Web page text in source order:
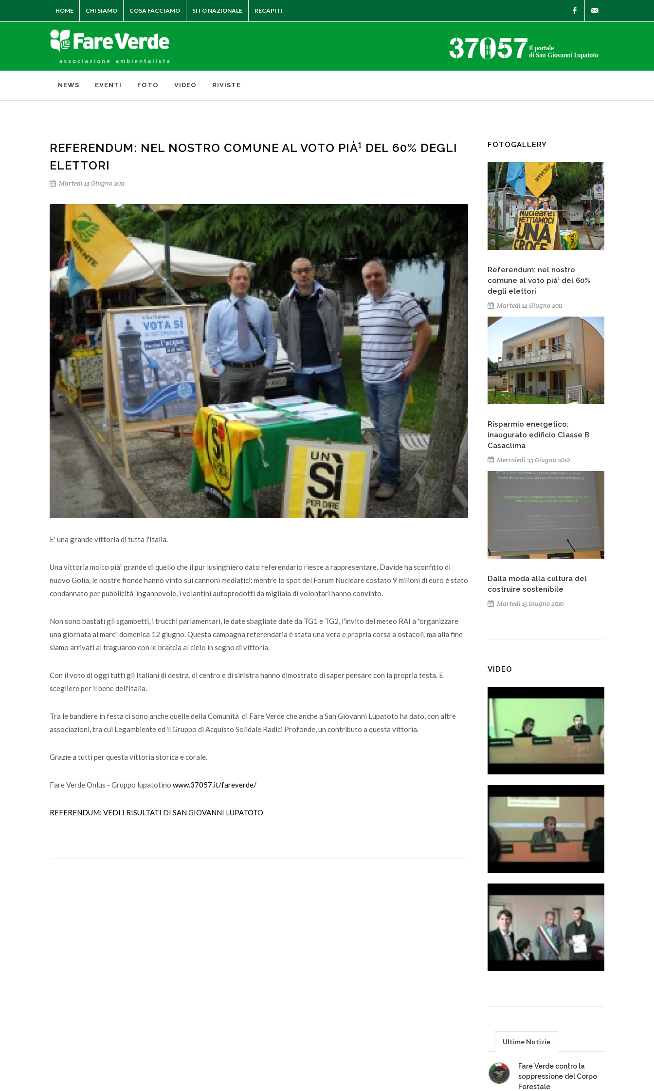
HOME CHI SIAMO COSA FACCIAMO SITO NAZIONALE RECAPITI
NEWS EVENTI FOTO VIDEO RIVISTE
REFERENDUM: NEL NOSTRO COMUNE AL VOTO PIÀ¹ DEL 60% DEGLI
ELETTORI
Martedì 14 Giugno 2011
E' una grande vittoria di tutta l'Italia.
Una vittoria molto pià¹ grande di quello che il pur lusinghiero dato referendario riesce a rappresentare. Davide ha sconfitto di
nuovo Golia, le nostre fionde hanno vinto sui cannoni mediatici: mentre lo spot del Forum Nucleare costato 9 milioni di euro è stato
condannato per pubblicità ingannevole, i volantini autoprodotti da migliaia di volontari hanno convinto.
Non sono bastati gli sgambetti, i trucchi parlamentari, le date sbagliate date da TG1 e TG2, l'invito del meteo RAI a "organizzare
una giornata al mare" domenica 12 giugno. Questa campagna referendaria è stata una vera e propria corsa a ostacoli, ma alla fine
siamo arrivati al traguardo con le braccia al cielo in segno di vittoria.
Con il voto di oggi tutti gli Italiani di destra, di centro e di sinistra hanno dimostrato di saper pensare con la propria testa. E
scegliere per il bene dell'Italia.
Tra le bandiere in festa ci sono anche quelle della Comunità di Fare Verde che anche a San Giovanni Lupatoto ha dato, con altre
associazioni, tra cui Legambiente ed il Gruppo di Acquisto Solidale Radici Profonde, un contributo a questa vittoria.
Grazie a tutti per questa vittoria storica e corale.
Fare Verde Onlus - Gruppo lupatotino www.37057.it/fareverde/
REFERENDUM: VEDI I RISULTATI DI SAN GIOVANNI LUPATOTO
FOTOGALLERY
Referendum: nel nostro
comune al voto pià¹ del 60%
degli elettori
Martedì 14 Giugno 2011
Risparmio energetico:
inaugurato edificio Classe B
Casaclima
Mercoledì 23 Giugno 2010
Dalla moda alla cultura del
costruire sostenibile
Martedì 15 Giugno 2010
VIDEO
Ultime Notizie
Fare Verde contro la
soppressione del Corpo
Forestale